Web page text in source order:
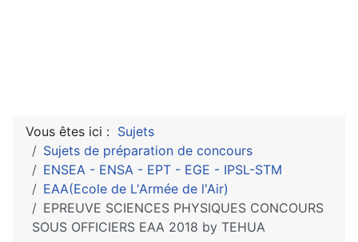
Vous êtes ici : Sujets
Sujets de préparation de concours
ENSEA - ENSA - EPT - EGE - IPSL-STM
EAA(Ecole de L'Armée de l'Air)
EPREUVE SCIENCES PHYSIQUES CONCOURS
SOUS OFFICIERS EAA 2018 by TEHUA